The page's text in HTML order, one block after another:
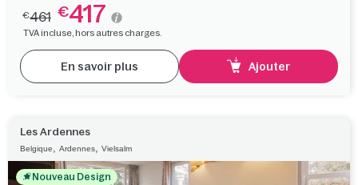
€461 €417
TVA incluse, hors autres charges.
En savoir plus Ajouter
Les Ardennes
Belgique, Ardennes, Vielsalm
Nouveau Design